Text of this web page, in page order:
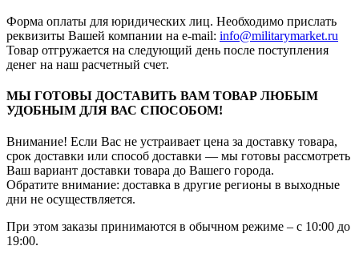
Форма оплаты для юридических лиц. Необходимо прислать
реквизиты Вашей компании на е-mail: info@militarymarket.ru
Товар отгружается на следующий день после поступления
денег на наш расчетный счет.
МЫ ГОТОВЫ ДОСТАВИТЬ ВАМ ТОВАР ЛЮБЫМ
УДОБНЫМ ДЛЯ ВАС СПОСОБОМ!
Внимание! Если Вас не устраивает цена за доставку товара,
срок доставки или способ доставки — мы готовы рассмотреть
Ваш вариант доставки товара до Вашего города.
Обратите внимание: доставка в другие регионы в выходные
дни не осуществляется.
При этом заказы принимаются в обычном режиме – с 10:00 до
19:00.